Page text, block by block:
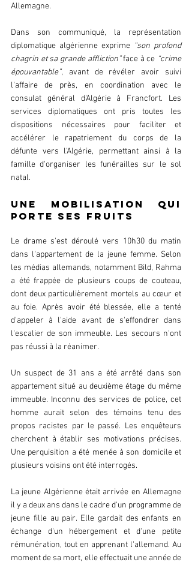
Allemagne.
Dans son communiqué, la représentation
diplomatique algérienne exprime “son profond
chagrin et sa grande affliction” face à ce “crime
épouvantable”, avant de révéler avoir suivi
l'affaire de près, en coordination avec le
consulat général d'Algérie à Francfort. Les
services diplomatiques ont pris toutes les
dispositions nécessaires pour faciliter et
accélérer le rapatriement du corps de la
défunte vers l'Algérie, permettant ainsi à la
famille d'organiser les funérailles sur le sol
natal.
Une mobilisation qui
porte ses fruits
Le drame s'est déroulé vers 10h30 du matin
dans l'appartement de la jeune femme. Selon
les médias allemands, notamment Bild, Rahma
a été frappée de plusieurs coups de couteau,
dont deux particulièrement mortels au cœur et
au foie. Après avoir été blessée, elle a tenté
d'appeler à l'aide avant de s'effondrer dans
l'escalier de son immeuble. Les secours n'ont
pas réussi à la réanimer.
Un suspect de 31 ans a été arrêté dans son
appartement situé au deuxième étage du même
immeuble. Inconnu des services de police, cet
homme aurait selon des témoins tenu des
propos racistes par le passé. Les enquêteurs
cherchent à établir ses motivations précises.
Une perquisition a été menée à son domicile et
plusieurs voisins ont été interrogés.
La jeune Algérienne était arrivée en Allemagne
il y a deux ans dans le cadre d'un programme de
jeune fille au pair. Elle gardait des enfants en
échange d'un hébergement et d'une petite
rémunération, tout en apprenant l'allemand. Au
moment de sa mort, elle effectuait une année de